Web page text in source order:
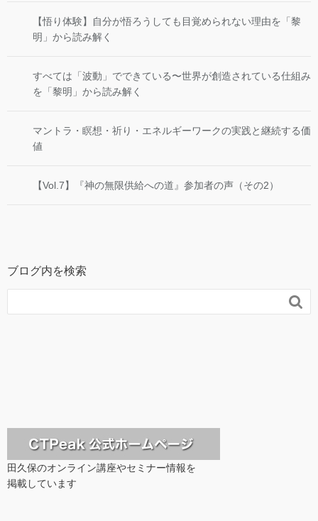
【悟り体験】自分が悟ろうしても目覚められない理由を「黎
明」から読み解く
すべては「波動」でできている〜世界が創造されている仕組み
を「黎明」から読み解く
マントラ・瞑想・祈り・エネルギーワークの実践と継続する価
値
【Vol.7】『神の無限供給への道』参加者の声（その2）
ブログ内を検索

田久保のオンライン講座やセミナー情報を
掲載しています